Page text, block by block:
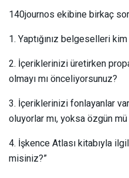
140journos ekibine birkaç
1. Yaptığınız belgeselleri
2. İçeriklerinizi üretirken
olmayı mı önceliyorsunuz?
3. İçeriklerinizi fonlayanlar
oluyorlar mı, yoksa özgün
4. İşkence Atlası kitabıyla
misiniz?”